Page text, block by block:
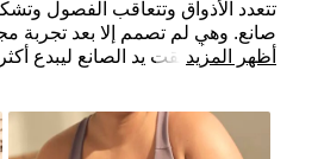
تتعدد الأذواق وتتعاقب الفصول
صانع. وهي لم تصمم إلا بعد تجربة
المعتمدة أطلقت يد الصانع ليبدع
أظهر المزيد